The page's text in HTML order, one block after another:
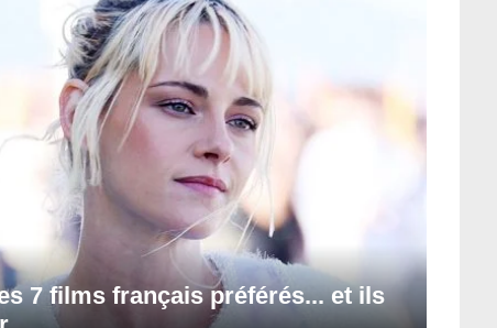
7 films français préférés... et ils